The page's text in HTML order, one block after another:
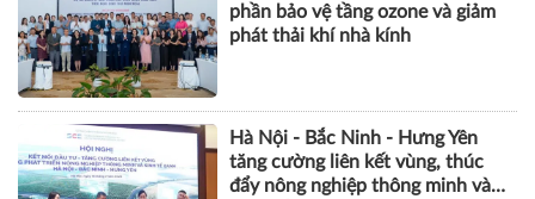
phần bảo vệ tầng ozone và giảm
phát thải khí nhà kính
Hà Nội - Bắc Ninh - Hưng Yên
tăng cường liên kết vùng, thúc
đẩy nông nghiệp thông minh và